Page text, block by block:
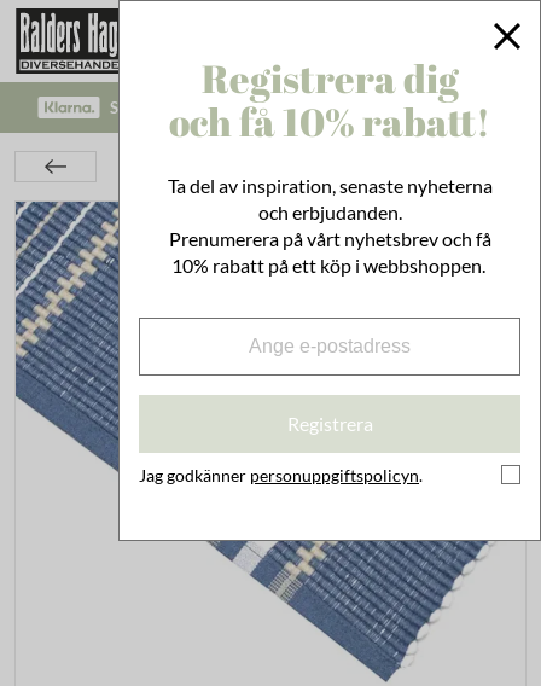
SÄKRA BETALNINGAR MED KLARNA CHECKOUT!
Registrera dig
och få 10% rabatt!
Ta del av inspiration, senaste nyheterna
och erbjudanden.
Prenumerera på vårt nyhetsbrev och få
10% rabatt på ett köp i webbshoppen.
Registrera
Jag godkänner personuppgiftspolicyn.